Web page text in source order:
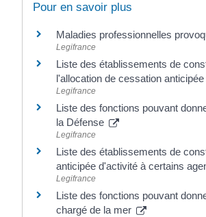
Pour en savoir plus
Maladies professionnelles
Legifrance
Liste des établissements de
l'allocation de cessation
Legifrance
Liste des fonctions pouvant
la Défense
Legifrance
Liste des établissements de
anticipée d'activité à certains
Legifrance
Liste des fonctions pouvant
chargé de la mer